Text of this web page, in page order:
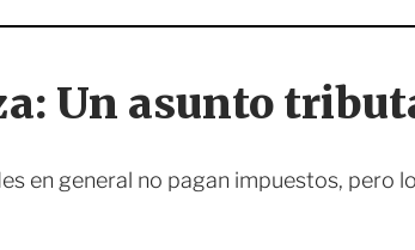
e
oUn asunto
en general no pagan impuestos, pero